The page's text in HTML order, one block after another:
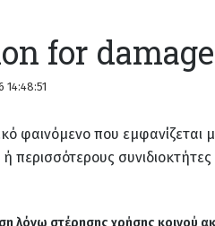
for
φαινόμενο που εμφανίζεται
περισσότερους
λόγω στέρησης χρήσης κοινού